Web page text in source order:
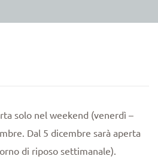
solo nel weekend (venerdì –
Dal 5 dicembre sarà aperta
di riposo settimanale).